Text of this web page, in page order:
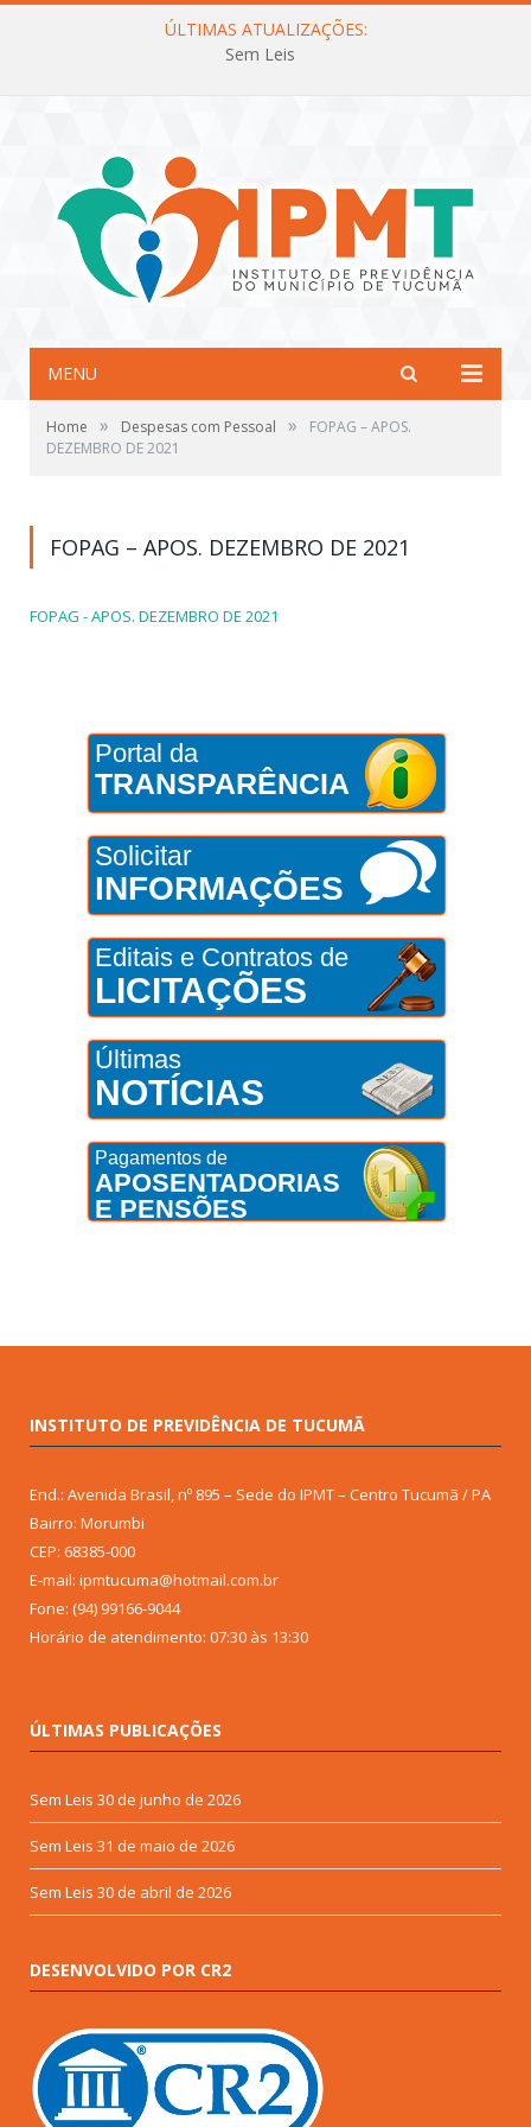
ÚLTIMAS ATUALIZAÇÕES:
Sem Leis
MENU
Home » Despesas com Pessoal »
FOPAG – APOS.
DEZEMBRO DE 2021
FOPAG – APOS. DEZEMBRO DE 2021
FOPAG - APOS. DEZEMBRO DE 2021
Portal da
TRANSPARÊNCIA
Solicitar
INFORMAÇÕES
Editais e Contratos de
LICITAÇÕES
Últimas
NOTÍCIAS
Pagamentos de
APOSENTADORIAS
E PENSÕES
INSTITUTO DE PREVIDÊNCIA DE TUCUMÃ
End.: Avenida Brasil, nº 895 – Sede do IPMT – Centro Tucumã / PA
Bairro: Morumbi
CEP: 68385-000
E-mail: ipmtucuma@hotmail.com.br
Fone: (94) 99166-9044
Horário de atendimento: 07:30 às 13:30
ÚLTIMAS PUBLICAÇÕES
Sem Leis 30 de junho de 2026
Sem Leis 31 de maio de 2026
Sem Leis 30 de abril de 2026
DESENVOLVIDO POR CR2